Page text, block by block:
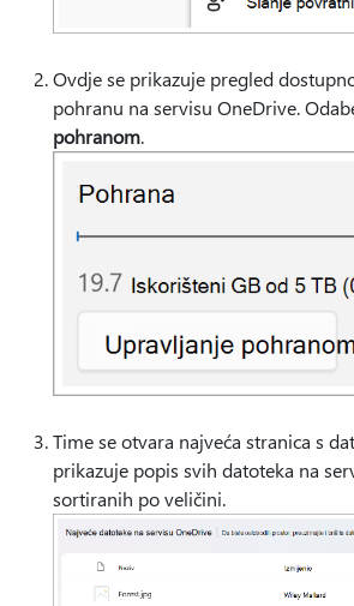
Ovdje se prikazuje pregled
pohranu na servisu OneDrive.
pohranom.
Time se otvara najveća stranica s
prikazuje popis svih datoteka na
sortiranih po veličini.